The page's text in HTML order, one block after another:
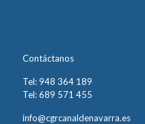
Contáctanos
Tel: 948 364 189
Tel: 689 571 455
info@cgrcanaldenavarra.es